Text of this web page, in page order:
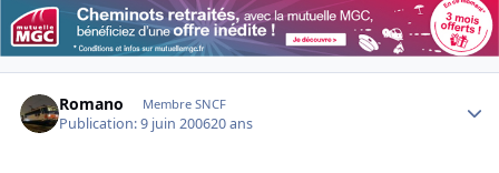
Romano Membre SNCF
Publication:9 juin 200620 ans